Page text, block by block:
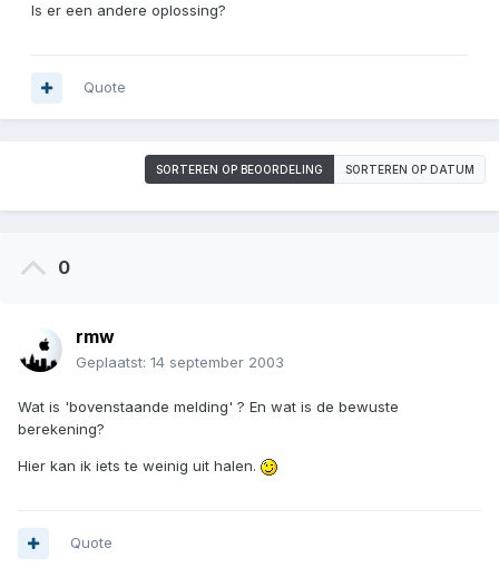
Is er een andere oplossing?
Quote
SORTEREN OP BEOORDELING SORTEREN OP DATUM
0
rmw
Geplaatst: 14 september 2003
Wat is 'bovenstaande melding' ? En wat is de bewuste
berekening?
Hier kan ik iets te weinig uit halen.
Quote